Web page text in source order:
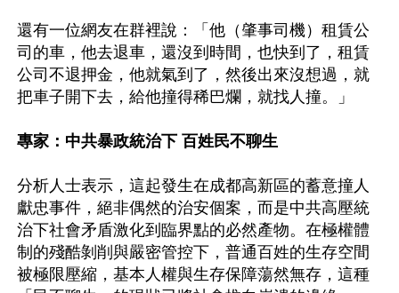
還有一位網友在群裡說：「他（肇事司機）租賃公
司的車，他去退車，還沒到時間，也快到了，租賃
公司不退押金，他就氣到了，然後出來沒想過，就
把車子開下去，給他撞得稀巴爛，就找人撞。」
專家：中共暴政統治下 百姓民不聊生
分析人士表示，這起發生在成都高新區的蓄意撞人
獻忠事件，絕非偶然的治安個案，而是中共高壓統
治下社會矛盾激化到臨界點的必然產物。在極權體
制的殘酷剝削與嚴密管控下，普通百姓的生存空間
被極限壓縮，基本人權與生存保障蕩然無存，這種